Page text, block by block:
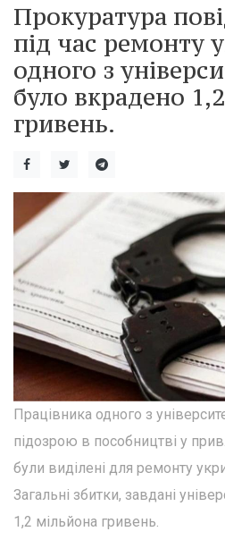
Прокуратура
під час ремонту
одного з
було вкрадено
гривень.
Працівника одного з
підозрою в пособництві у
були виділені для ремонту
Загальні збитки, завдані
1,2 мільйона гривень.